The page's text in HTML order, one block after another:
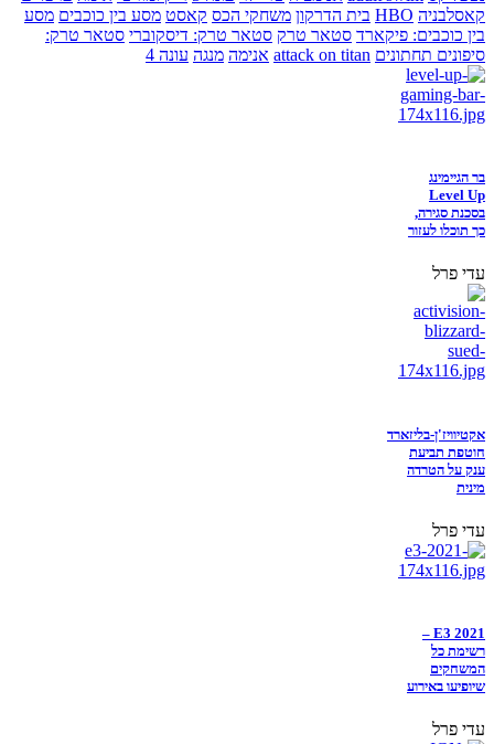
קאסלבניה HBO בית הדרקון משחקי הכס קאסט מסע בין כוכבים מסע
בין כוכבים: פיקארד סטאר טרק סטאר טרק: דיסקוברי סטאר טרק:
סיפונים תחתונים attack on titan אנימה מנגה עונה 4
בר הגיימינג
Level Up
בסכנת סגירה,
כך תוכלו לעזור
עדי פרל
אקטיוויז'ן-בליזארד
חוטפת תביעת
ענק על הטרדה
מינית
עדי פרל
E3 2021 –
רשימת כל
המשחקים
שיופיעו באירוע
עדי פרל